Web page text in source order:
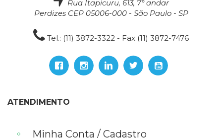
Rua Itapicuru, 613, 7° andar
Perdizes CEP 05006-000 - São Paulo - SP
Tel.: (11) 3872-3322 - Fax (11) 3872-7476
ATENDIMENTO
Minha Conta / Cadastro